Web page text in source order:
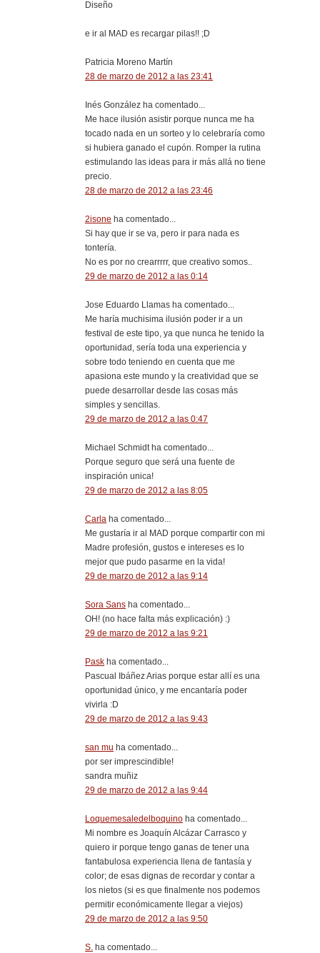
Diseño
e ir al MAD es recargar pilas!! ;D
Patricia Moreno Martín
28 de marzo de 2012 a las 23:41
Inés González ha comentado...
Me hace ilusión asistir porque nunca me ha
tocado nada en un sorteo y lo celebraría como
si hubiera ganado el cupón. Romper la rutina
estimulando las ideas para ir más allá no tiene
precio.
28 de marzo de 2012 a las 23:46
2isone ha comentado...
Si hay que ir se va, pero ir para nada es
tontería.
No es por no crearrrrr, que creativo somos..
29 de marzo de 2012 a las 0:14
Jose Eduardo Llamas ha comentado...
Me haría muchisima ilusión poder ir a un
festival de este tipo, ya que nunca he tenido la
oportunidad, sería toda una experiencia y
sobre todo teniendo en cuenta que me
apasiona este mundo y la creatividad que se
puede desarrollar desde las cosas más
simples y sencillas.
29 de marzo de 2012 a las 0:47
Michael Schmidt ha comentado...
Porque seguro que será una fuente de
inspiración unica!
29 de marzo de 2012 a las 8:05
Carla ha comentado...
Me gustaría ir al MAD porque compartir con mi
Madre profesión, gustos e intereses es lo
mejor que pudo pasarme en la vida!
29 de marzo de 2012 a las 9:14
Sora Sans ha comentado...
OH! (no hace falta más explicación) :)
29 de marzo de 2012 a las 9:21
Pask ha comentado...
Pascual Ibáñez Arias porque estar allí es una
oportunidad único, y me encantaría poder
vivirla :D
29 de marzo de 2012 a las 9:43
san mu ha comentado...
por ser imprescindible!
sandra muñiz
29 de marzo de 2012 a las 9:44
Loquemesaledelboquino ha comentado...
Mi nombre es Joaquín Alcázar Carrasco y
quiero ir porque tengo ganas de tener una
fantabulosa experiencia llena de fantasía y
color; de esas dignas de recordar y contar a
los nietos (si es que finalmente nos podemos
permitir económicamente llegar a viejos)
29 de marzo de 2012 a las 9:50
S. ha comentado...